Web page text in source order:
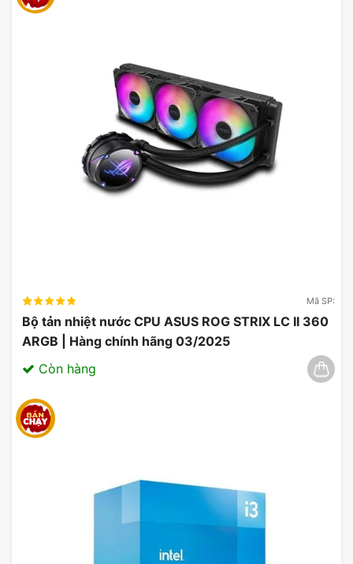
Mã SP:
Bộ tản nhiệt nước CPU ASUS ROG STRIX LC II 360
ARGB | Hàng chính hãng 03/2025
Còn hàng